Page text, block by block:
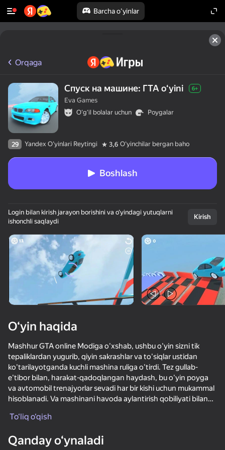
Barcha o'yinlar
Qurilmani aylantiring
O‘yinlar faqat gorizontal
oriyentatsiyasida ishlaydi
Orqaga
Спуск на машине: ГТА oʻyini 6+
Eva Games
Oʻgʻil bolalar uchun
Poygalar
29 Yandex O'yinlari Reytingi 3,6 Oʻyinchilar bergan baho
Boshlash
Login bilan kirish jarayon borishini va o‘yindagi yutuqlarni
ishonchli saqlaydi
Kirish
O‘yin haqida
Mashhur GTA online Modiga o'xshab, ushbu o'yin sizni tik
tepaliklardan yugurib, qiyin sakrashlar va to'siqlar ustidan
ko'tarilayotganda kuchli mashina ruliga o'tirdi. Tez gullab-
e'tibor bilan, harakat-qadoqlangan haydash, bu o'yin poyga
va avtomobil trenajyorlar sevadi har bir kishi uchun mukammal
hisoblanadi. Va mashinani havoda aylantirish qobiliyati bilan
ko'rsatishingiz mumkin. Tanlash uchun 10 xil tushish va 6 ta
To‘liq o‘qish
Qanday o‘ynaladi